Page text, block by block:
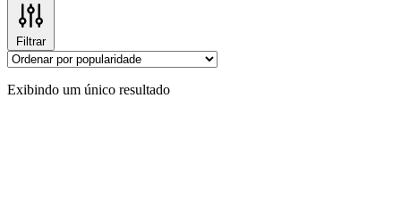
Filtrar
Exibindo um único resultado